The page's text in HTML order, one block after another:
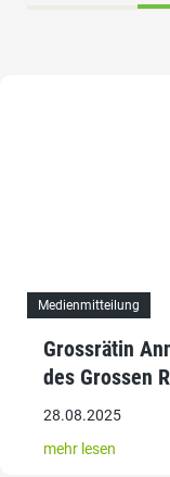
Medienmitteilung
Grossrätin
des Grossen
28.08.2025
mehr lesen